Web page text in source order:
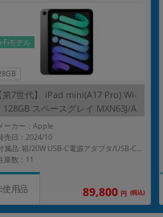
Fiモデル
【第7世代】 iPad mini(A17 Pro) Wi-
128GB スペースグレイ MXN63J/A
A2993
ーカー：Apple
売日：2024/10
付属品: 箱/20W USB-C電源アダプタ/USB-C充電ケーブル(1m)/マニュアル
庫数：11
使用品 89,800 円 (税込)